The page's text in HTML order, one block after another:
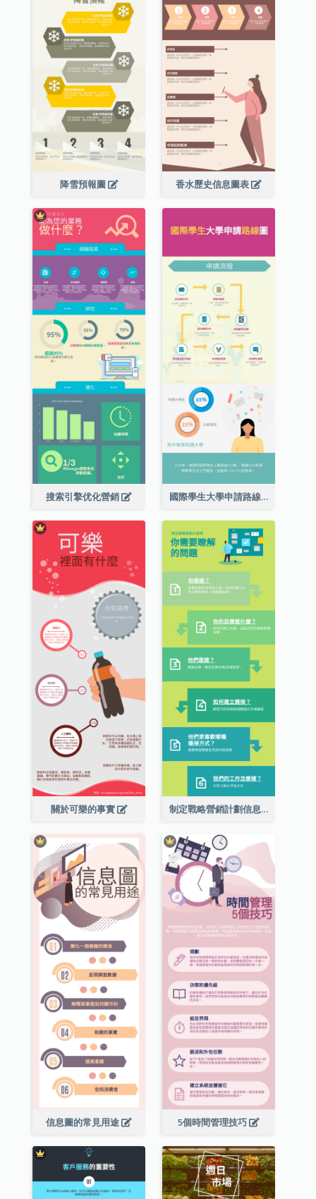
降雪預報圖 香水歷史信息圖表
搜索引擎优化營銷 國際學生大學申請路線圖
關於可樂的事實 制定戰略營銷計劃信息圖表
信息圖的常見用途 5個時間管理技巧